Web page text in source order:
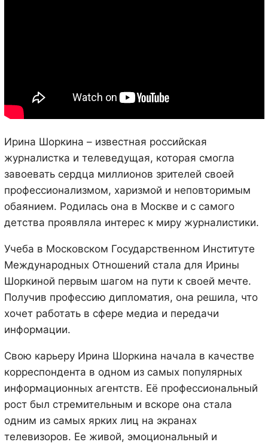
Ирина Шоркина – известная российская
журналистка и телеведущая, которая смогла
завоевать сердца миллионов зрителей своей
профессионализмом, харизмой и неповторимым
обаянием. Родилась она в Москве и с самого
детства проявляла интерес к миру журналистики.
Учеба в Московском Государственном Институте
Международных Отношений стала для Ирины
Шоркиной первым шагом на пути к своей мечте.
Получив профессию дипломатия, она решила, что
хочет работать в сфере медиа и передачи
информации.
Свою карьеру Ирина Шоркина начала в качестве
корреспондента в одном из самых популярных
информационных агентств. Её профессиональный
рост был стремительным и вскоре она стала
одним из самых ярких лиц на экранах
телевизоров. Ее живой, эмоциональный и